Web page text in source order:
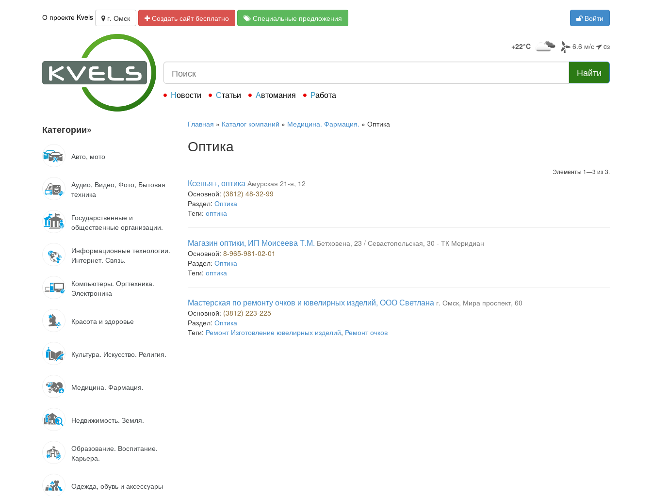
О проекте Kvels г. Омск Создать сайт бесплатно Специальные предложения Войти
+22°C 6.6 м/с cз
Найти
Новости Статьи Автомания Работа
Категории»
Авто, мото
Аудио, Видео, Фото, Бытовая
техника
Государственные и
общественные организации.
Информационные технологии.
Интернет. Связь.
Компьютеры. Оргтехника.
Электроника
Красота и здоровье
Культура. Искусство. Религия.
Медицина. Фармация.
Недвижимость. Земля.
Образование. Воспитание.
Карьера.
Одежда, обувь и аксессуары
Главная » Каталог компаний » Медицина. Фармация. » Оптика
Оптика
Элементы 1—3 из 3.
Ксенья+, оптика Амурская 21-я, 12
Основной: (3812) 48-32-99
Раздел: Оптика
Теги: оптика
Магазин оптики, ИП Моисеева Т.М. Бетховена, 23 / Севастопольская, 30 - ТК Меридиан
Основной: 8-965-981-02-01
Раздел: Оптика
Теги: оптика
Мастерская по ремонту очков и ювелирных изделий, ООО Светлана г. Омск, Мира проспект, 60
Основной: (3812) 223-225
Раздел: Оптика
Теги: Ремонт Изготовление ювелирных изделий, Ремонт очков